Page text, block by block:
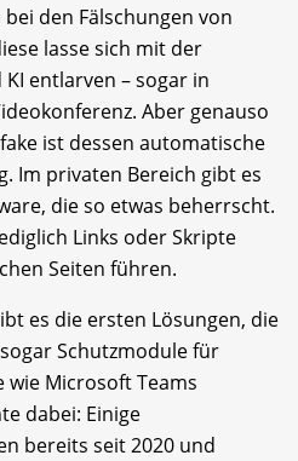
den Fälschungen von
lasse sich mit der
entlarven – sogar in
Aber genauso
ist dessen automatische
Im privaten Bereich gibt es
die so etwas beherrscht.
Links oder Skripte
Seiten führen.
es die ersten Lösungen, die
Schutzmodule für
wie Microsoft Teams
dabei: Einige
bereits seit 2020 und